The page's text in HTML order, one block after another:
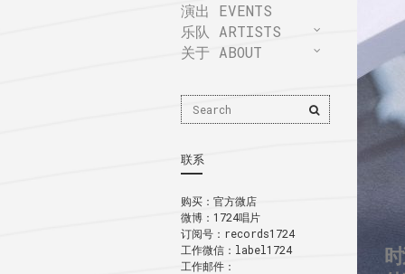
演出 EVENTS
乐队 ARTISTS
关于 ABOUT
Search
for:
Search
联系
购买： 官方微店
微博： 1724唱片
订阅号：records1724
工作微信：label1724
工作邮件：